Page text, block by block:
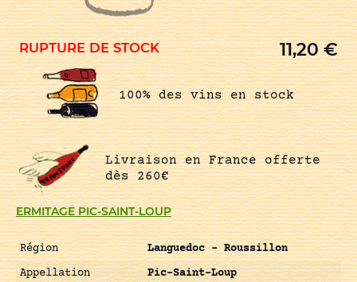
ERMITAGE PIC-SAINT-LOUP
Région
Languedoc – Roussillon
Appellation
Pic-Saint-Loup
RUPTURE DE STOCK 11,20€
100% des vins en stock
Livraison en France offerte
dès 260€